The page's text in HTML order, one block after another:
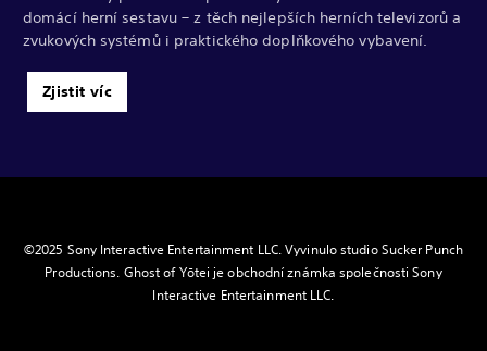
domácí herní sestavu – z těch nejlepších herních televizorů a
zvukových systémů i praktického doplňkového vybavení.
Zjistit víc
©2025 Sony Interactive Entertainment LLC. Vyvinulo studio Sucker Punch
Productions. Ghost of Yōtei je obchodní známka společnosti Sony
Interactive Entertainment LLC.